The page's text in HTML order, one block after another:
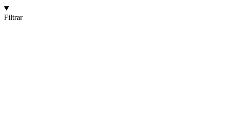
Filtrar